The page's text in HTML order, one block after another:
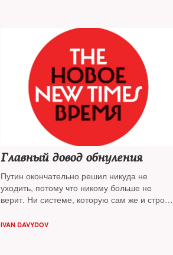
Главный довод обнуления
Путин окончательно решил никуда не
уходить, потому что никому больше не
верит. Ни системе, которую сам же и строил,
Он предлагает населению себя — потому
IVAN DAVYDOV